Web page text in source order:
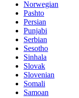
Norwegian
Pashto
Persian
Punjabi
Serbian
Sesotho
Sinhala
Slovak
Slovenian
Somali
Samoan